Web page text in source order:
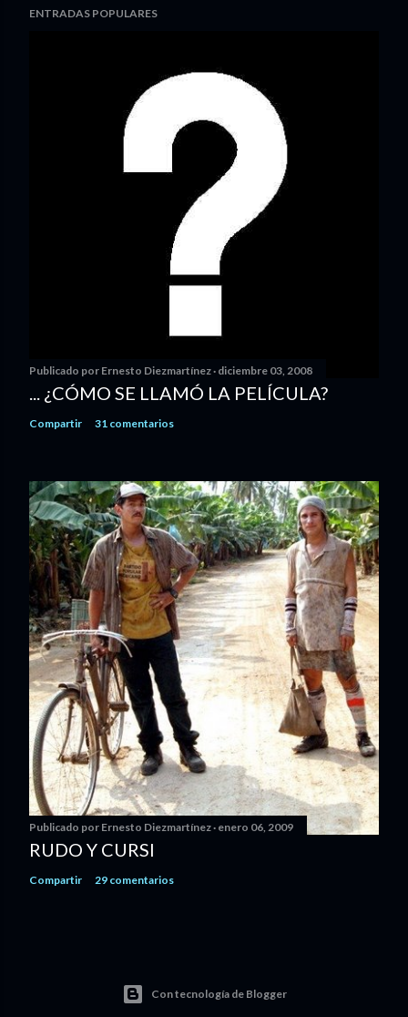
ENTRADAS POPULARES
Publicado por Ernesto Diezmartínez diciembre 03, 2008
... ¿CÓMO SE LLAMÓ LA PELÍCULA?
Compartir 31 comentarios
Publicado por Ernesto Diezmartínez enero 06, 2009
RUDO Y CURSI
Compartir 29 comentarios
Con tecnología de Blogger